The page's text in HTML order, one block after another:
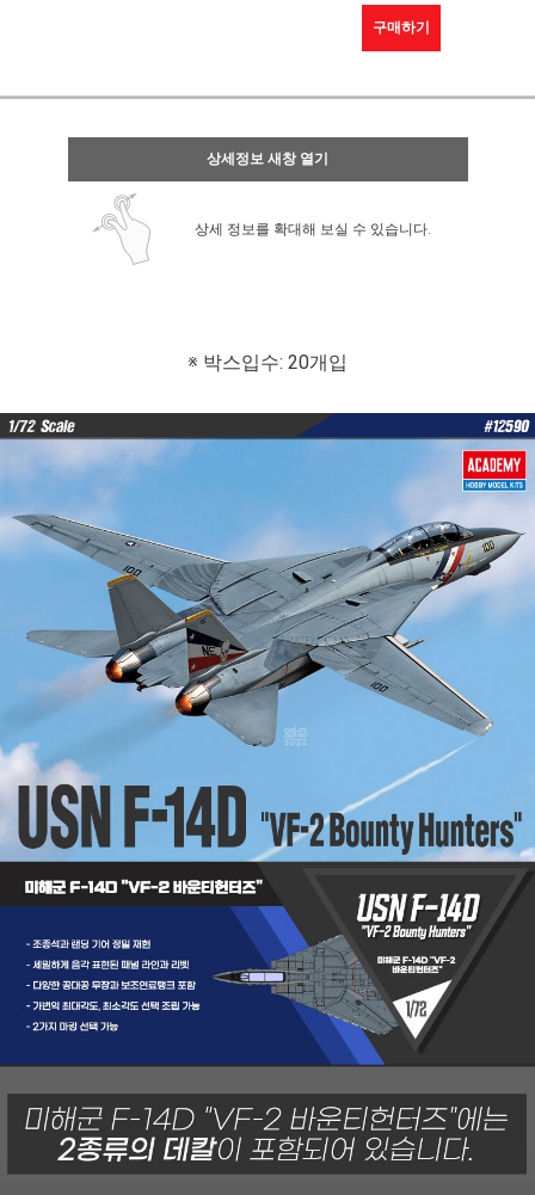
구매하기
상세정보 새창 열기
상세 정보를 확대해 보실 수 있습니다.
※ 박스입수: 20개입